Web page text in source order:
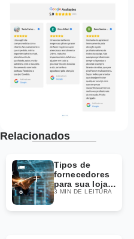
Relacionados
Tipos de
fornecedores
para sua loja
Dropshipping
3 MIN DE LEITURA